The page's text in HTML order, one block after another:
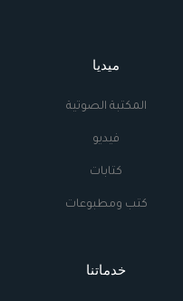
ميديا
المكتبة الصوتية
فيديو
كتابات
كتب ومطبوعات
خدماتنا